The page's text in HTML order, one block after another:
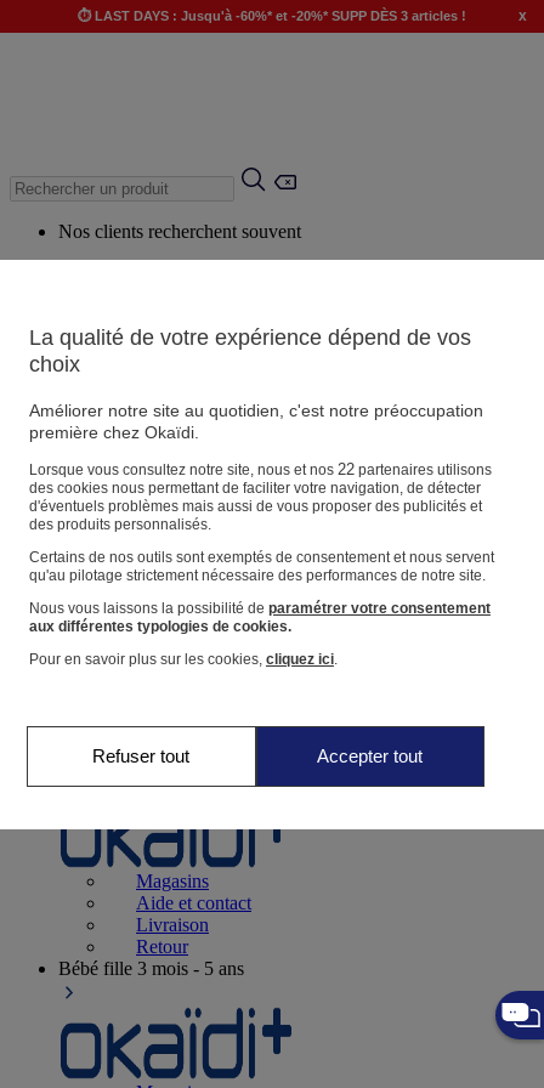
⏱️ LAST DAYS : Jusqu'à -60%* et -20%* SUPP DÈS 3 articles ! x
Nos clients recherchent souvent
Produits suggérés
Voir tous les produits
Magasin
Vos informations personnelles
Suivre une commande
Panier
Favoris
Naissance0-12 mois
Magasins
Aide et contact
Livraison
Retour
Bébé fille 3 mois - 5 ans
La qualité de votre expérience dépend de vos
choix
Améliorer notre site au quotidien, c'est notre préoccupation
première chez Okaïdi.
Lorsque vous consultez notre site, nous et nos 22partenaires utilisons
des cookies nous permettant de faciliter votre navigation, de détecter
d'éventuels problèmes mais aussi de vous proposer des publicités et
des produits personnalisés.
Certains de nos outils sont exemptés de consentement et nous servent
qu'au pilotage strictement nécessaire des performances de notre site.
Nous vous laissons la possibilité de paramétrer votre consentement
aux différentes typologies de cookies.
Pour en savoir plus sur les cookies, cliquez ici.
Refuser tout Accepter tout